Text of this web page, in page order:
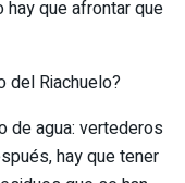
hay que afrontar que
del Riachuelo?
de agua: vertederos
hay que tener